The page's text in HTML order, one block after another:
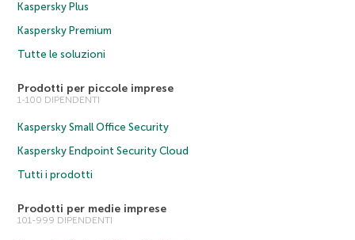
Kaspersky Plus
Kaspersky Premium
Tutte le soluzioni
Prodotti per piccole imprese
1-100 DIPENDENTI
Kaspersky Small Office Security
Kaspersky Endpoint Security Cloud
Tutti i prodotti
Prodotti per medie imprese
101-999 DIPENDENTI